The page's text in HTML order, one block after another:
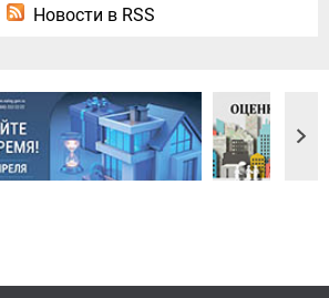
Новости в RSS